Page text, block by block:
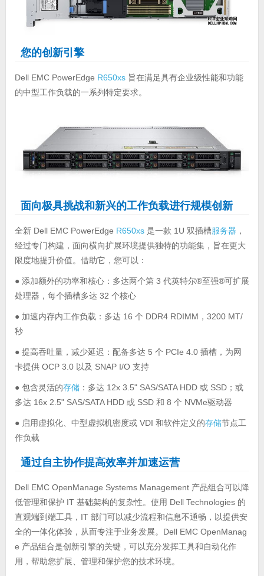
您的创新引擎
Dell EMC PowerEdge R650xs旨在满足具有企业级性能和功能
的中型工作负载的一系列特定要求。
面向极具挑战和新兴的工作负载进行规模创新
全新 Dell EMC PowerEdge R650xs是一款 1U 双插槽服务器 ，
经过专门构建，面向横向扩展环境提供独特的功能集，旨在更大
限度地提升价值。借助它，您可以：
● 添加额外的功率和核心：多达两个第 3 代英特尔®至强®可扩展
处理器，每个插槽多达 32 个核心
● 加速内存内工作负载：多达 16 个 DDR4 RDIMM，3200 MT/
秒
● 提高吞吐量，减少延迟：配备多达 5 个 PCIe 4.0 插槽，为网
卡提供 OCP 3.0 以及 SNAP I/O 支持
● 包含灵活的存储：多达 12x 3.5" SAS/SATA HDD 或 SSD；或
多达 16x 2.5" SAS/SATA HDD 或 SSD 和 8 个 NVMe驱动器
● 启用虚拟化、中型虚拟机密度或 VDI 和软件定义的存储节点工
作负载
通过自主协作提高效率并加速运营
Dell EMC OpenManage Systems Management 产品组合可以降
低管理和保护 IT 基础架构的复杂性。使用 Dell Technologies 的
直观端到端工具，IT 部门可以减少流程和信息不通畅，以提供安
全的一体化体验，从而专注于业务发展。Dell EMC OpenManag
e 产品组合是创新引擎的关键，可以充分发挥工具和自动化作
用，帮助您扩展、管理和保护您的技术环境。